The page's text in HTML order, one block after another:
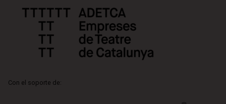
Con el soporte de: